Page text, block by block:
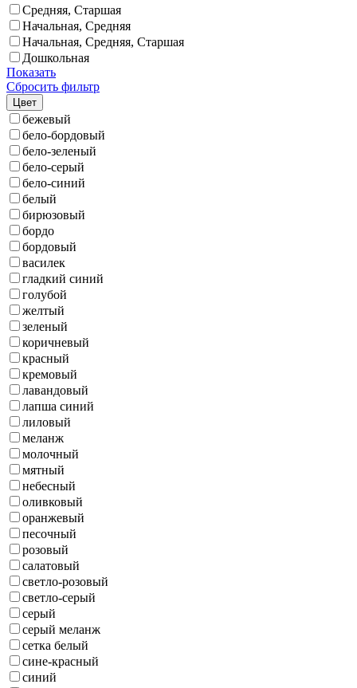
Средняя, Старшая
Начальная, Средняя
Начальная, Средняя, Старшая
Дошкольная
Показать
Сбросить фильтр
Цвет
бежевый
бело-бордовый
бело-зеленый
бело-серый
бело-синий
белый
бирюзовый
бордо
бордовый
василек
гладкий синий
голубой
желтый
зеленый
коричневый
красный
кремовый
лавандовый
лапша синий
лиловый
меланж
молочный
мятный
небесный
оливковый
оранжевый
песочный
розовый
салатовый
светло-розовый
светло-серый
серый
серый меланж
сетка белый
сине-красный
синий